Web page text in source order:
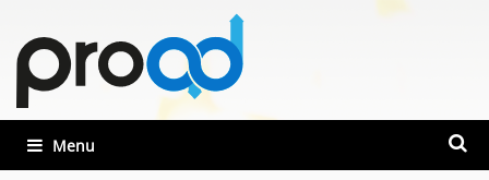
Busca
Toggle navigation